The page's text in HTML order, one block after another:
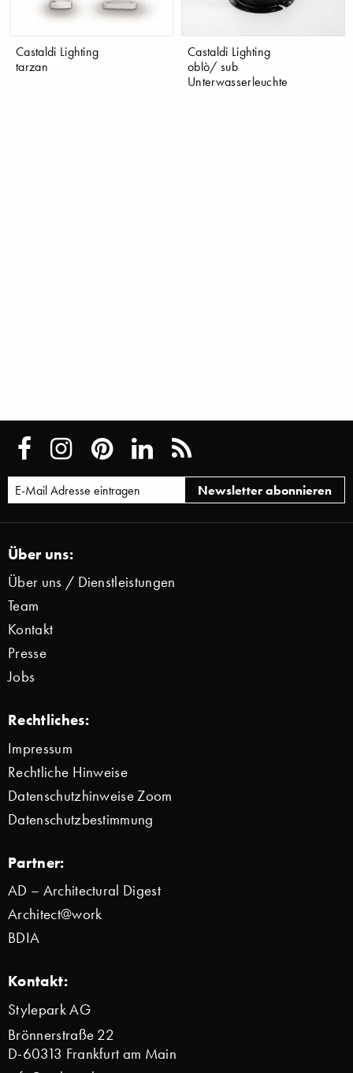
Castaldi Lighting
tarzan
Castaldi Lighting
oblò/ sub
Unterwasserleuchte
Über uns:
Über uns / Dienstleistungen
Team
Kontakt
Presse
Jobs
Rechtliches:
Impressum
Rechtliche Hinweise
Datenschutzhinweise Zoom
Datenschutzbestimmung
Partner:
AD – Architectural Digest
Architect@work
BDIA
Kontakt:
Stylepark AG
Brönnerstraße 22
D-60313 Frankfurt am Main